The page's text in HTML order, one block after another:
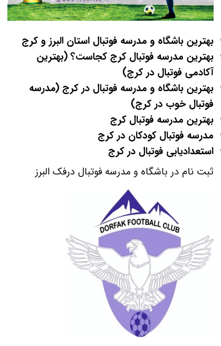
بهترین باشگاه و مدرسه فوتبال استان البرز و کرج
بهترین مدرسه فوتبال کرج کجاست؟ (بهترین
آکادمی فوتبال در کرج)
بهترین باشگاه و مدرسه فوتبال در کرج (مدرسه
فوتبال خوب در کرج)
بهترین مدرسه فوتبال کرج
مدرسه فوتبال کودکان در کرج
استعدادیابی فوتبال در کرج
ثبت نام در باشگاه و مدرسه فوتبال درفک البرز